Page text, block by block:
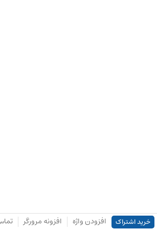
خرید اشتراک افزودن واژه افزونه مرورگر